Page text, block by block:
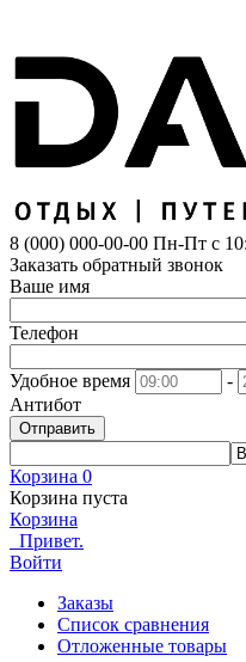
8 (000) 000-00-00 Пн-Пт с
Заказать обратный звонок
Ваше имя
Телефон
Удобное время
-
Антибот
Отправить
Корзина 0
Корзина пуста
Корзина
Привет.
Войти
Заказы
Список сравнения
Отложенные товары